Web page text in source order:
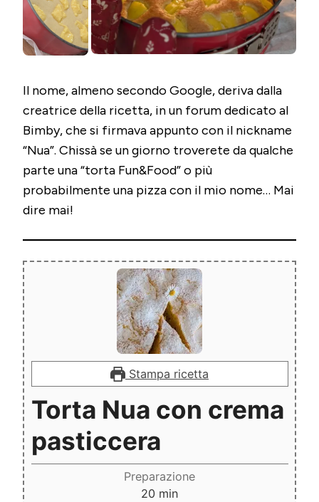
Il nome, almeno secondo Google, deriva dalla
creatrice della ricetta, in un forum dedicato al
Bimby, che si firmava appunto con il nickname
“Nua”. Chissà se un giorno troverete da qualche
parte una “torta Fun&Food” o più
probabilmente una pizza con il mio nome… Mai
dire mai!
Stampa ricetta
Torta Nua con crema
pasticcera
Preparazione
20 minuti
min